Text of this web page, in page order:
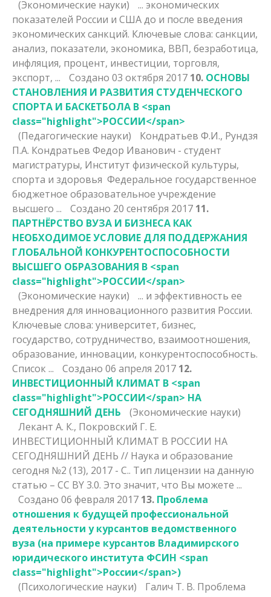
(Экономические науки)
... экономических
показателей России и США до и после введения
экономических санкций. Ключевые слова: санкции,
анализ, показатели, экономика, ВВП, безработица,
инфляция, процент, инвестиции, торговля,
экспорт, ...
Создано 03 октября 2017 10. ОСНОВЫ
СТАНОВЛЕНИЯ И РАЗВИТИЯ СТУДЕНЧЕСКОГО
СПОРТА И БАСКЕТБОЛА В <span
class="highlight">РОССИИ</span>
(Педагогические науки)
Кондратьев Ф.И., Рундзя
П.А. Кондратьев Федор Иванович - студент
магистратуры, Институт физической культуры,
спорта и здоровья Федеральное государственное
бюджетное образовательное учреждение
высшего ...
Создано 20 сентября 2017 11.
ПАРТНЁРСТВО ВУЗА И БИЗНЕСА КАК
НЕОБХОДИМОЕ УСЛОВИЕ ДЛЯ ПОДДЕРЖАНИЯ
ГЛОБАЛЬНОЙ КОНКУРЕНТОСПОСОБНОСТИ
ВЫСШЕГО ОБРАЗОВАНИЯ В <span
class="highlight">РОССИИ</span>
(Экономические науки)
... и эффективность ее
внедрения для инновационного развития России.
Ключевые слова: университет, бизнес,
государство, сотрудничество, взаимоотношения,
образование, инновации, конкурентоспособность.
Список ...
Создано 06 апреля 2017 12.
ИНВЕСТИЦИОННЫЙ КЛИМАТ В <span
class="highlight">РОССИИ</span> НА
СЕГОДНЯШНИЙ ДЕНЬ
(Экономические науки)
Лекант А. К., Покровский Г. Е.
ИНВЕСТИЦИОННЫЙ КЛИМАТ В РОССИИ НА
СЕГОДНЯШНИЙ ДЕНЬ // Наука и образование
сегодня №2 (13), 2017 - С.. Тип лицензии на данную
статью – CC BY 3.0. Это значит, что Вы можете ...
Создано 06 февраля 2017 13. Проблема
отношения к будущей профессиональной
деятельности у курсантов ведомственного
вуза (на примере курсантов Владимирского
юридического института ФСИН <span
class="highlight">России</span>)
(Психологические науки)
Галич Т. В. Проблема